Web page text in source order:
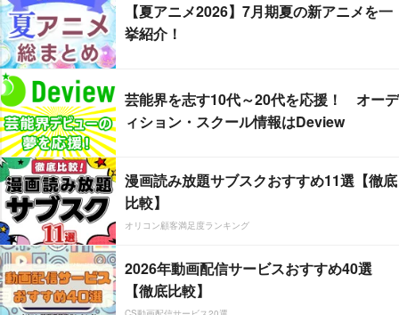
【夏アニメ2026】7月期夏の新アニメを一
挙紹介！
芸能界を志す10代～20代を応援！ オーデ
ィション・スクール情報はDeview
漫画読み放題サブスクおすすめ11選【徹底
比較】
オリコン顧客満足度ランキング
2026年動画配信サービスおすすめ40選
【徹底比較】